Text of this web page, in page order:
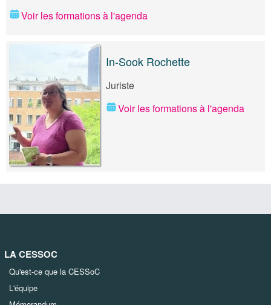
Voir les formations à l'agenda
In-Sook Rochette
Juriste
Voir les formations à l'agenda
LA CESSOC
Qu'est-ce que la CESSoC
L'équipe